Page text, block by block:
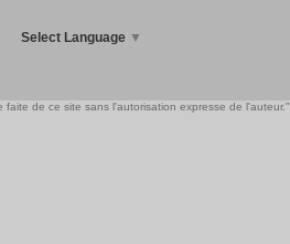
Select Language ▼
de ce site sans l'autorisation expresse de l'auteur."